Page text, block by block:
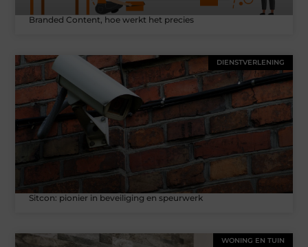
Branded Content, hoe werkt het precies
DIENSTVERLENING
Sitcon: pionier in beveiliging en speurwerk
WONING EN TUIN